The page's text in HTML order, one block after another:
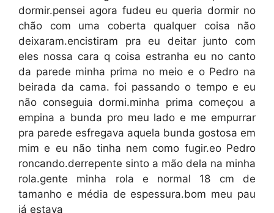
dormir.pensei agora fudeu eu queria dormir no
chão com uma coberta qualquer coisa não
deixaram.encistiram pra eu deitar junto com
eles nossa cara q coisa estranha eu no canto
da parede minha prima no meio e o Pedro na
beirada da cama. foi passando o tempo e eu
não conseguia dormi.minha prima começou a
empina a bunda pro meu lado e me empurrar
pra parede esfregava aquela bunda gostosa em
mim e eu não tinha nem como fugir.eo Pedro
roncando.derrepente sinto a mão dela na minha
rola.gente minha rola e normal 18 cm de
tamanho e média de espessura.bom meu pau
já estava